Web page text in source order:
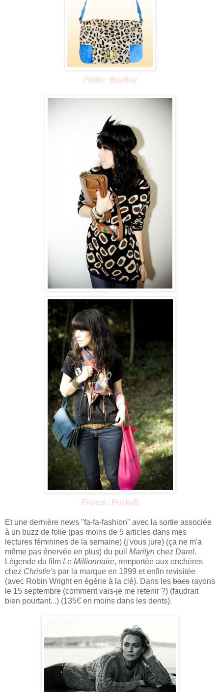
Photo : BuyBuy
Photos : PunkyB
Et une dernière news "fa-fa-fashion" avec la sortie associée
à un buzz de folie (pas moins de 5 articles dans mes
lectures féminines de la semaine) (j'vous jure) (ça ne m'a
même pas énervée en plus) du pull Marilyn chez Darel.
Légende du film Le Millionnaire, remportée aux enchères
chez Christie's par la marque en 1999 et enfin revisitée
(avec Robin Wright en égérie à la clé). Dans les bacs rayons
le 15 septembre (comment vais-je me retenir ?) (faudrait
bien pourtant...) (135€ en moins dans les dents).